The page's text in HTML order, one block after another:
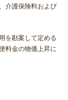
介護保険料および
を勘案して定める
料金の物価上昇に